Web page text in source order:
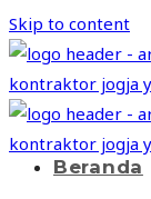
Skip to content
Beranda